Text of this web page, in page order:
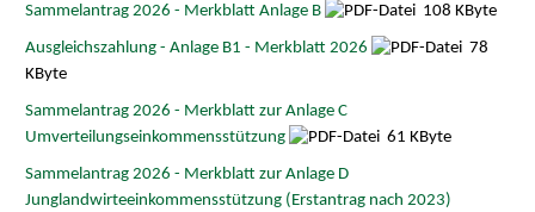
Sammelantrag 2026 - Merkblatt Anlage B 108 KByte
Ausgleichszahlung - Anlage B1 - Merkblatt 2026
78
KByte
Sammelantrag 2026 - Merkblatt zur Anlage C
Umverteilungseinkommensstützung
61 KByte
Sammelantrag 2026 - Merkblatt zur Anlage D
Junglandwirteeinkommensstützung (Erstantrag nach 2023)